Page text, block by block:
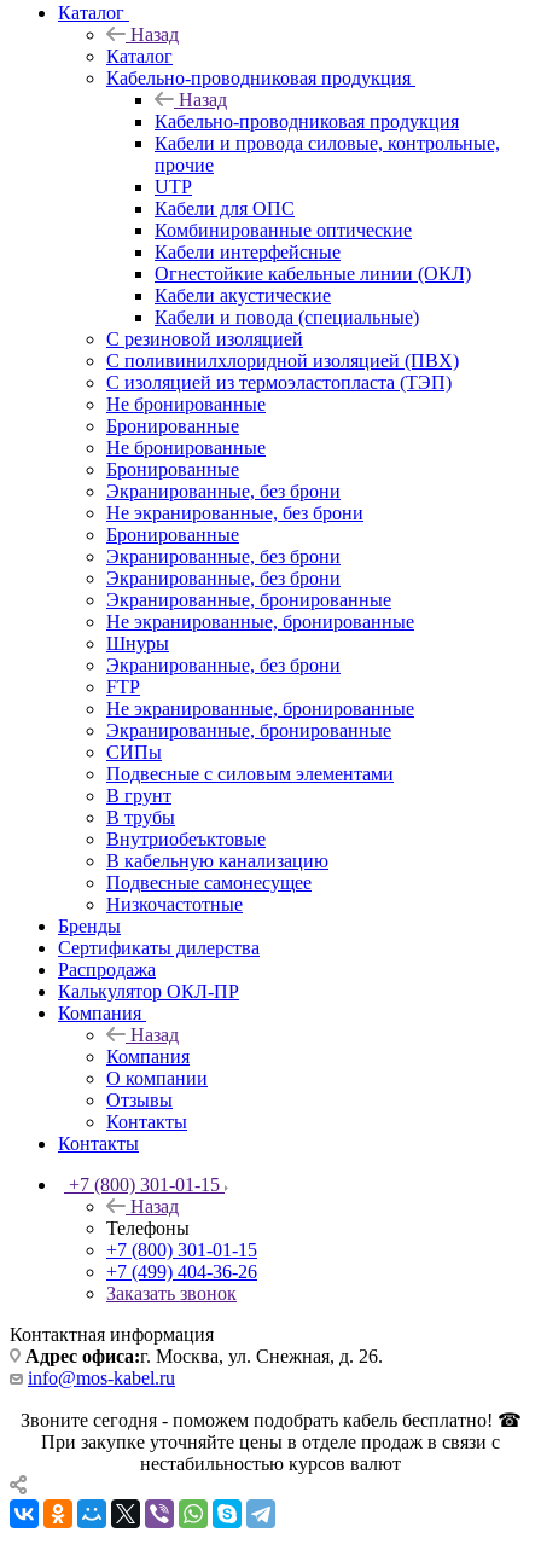
Каталог
Назад
Каталог
Кабельно-проводниковая продукция
Назад
Кабельно-проводниковая продукция
Кабели и провода силовые, контрольные,
прочие
UTP
Кабели для ОПС
Комбинированные оптические
Кабели интерфейсные
Огнестойкие кабельные линии (ОКЛ)
Кабели акустические
Кабели и повода (специальные)
С резиновой изоляцией
С поливинилхлоридной изоляцией (ПВХ)
С изоляцией из термоэластопласта (ТЭП)
Не бронированные
Бронированные
Не бронированные
Бронированные
Экранированные, без брони
Не экранированные, без брони
Бронированные
Экранированные, без брони
Экранированные, без брони
Экранированные, бронированные
Не экранированные, бронированные
Шнуры
Экранированные, без брони
FTP
Не экранированные, бронированные
Экранированные, бронированные
СИПы
Подвесные с силовым элементами
В грунт
В трубы
Внутриобеъктовые
В кабельную канализацию
Подвесные самонесущее
Низкочастотные
Бренды
Сертификаты дилерства
Распродажа
Калькулятор ОКЛ-ПР
Компания
Назад
Компания
О компании
Отзывы
Контакты
Контакты
+7 (800) 301-01-15
Назад
Телефоны
+7 (800) 301-01-15
+7 (499) 404-36-26
Заказать звонок
Контактная информация
Адрес офиса:г. Москва, ул. Снежная, д. 26.
info@mos-kabel.ru
Звоните сегодня - поможем подобрать кабель бесплатно! ☎
При закупке уточняйте цены в отделе продаж в связи с
нестабильностью курсов валют